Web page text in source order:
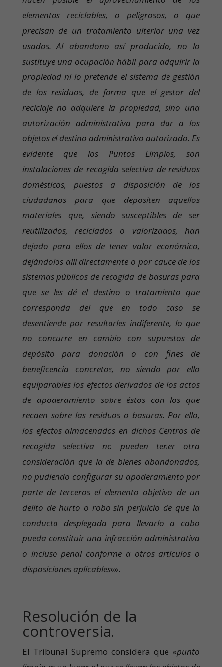
elementos reciclables, o peligrosos, o que
precisan de un tratamiento ulterior una vez
usados. Al abandono así producido, no lo
sustituye una ocupación hábil para adquirir la
propiedad ni lo pretende el sistema de gestión
de los residuos, de forma que el gestor del
reciclaje no adquiere la propiedad, sino una
autorización administrativa para dar a los
objetos el destino administrativo autorizado. Es
evidente que los Puntos Limpios, son
instalaciones de recogida selectiva de residuos
domésticos, puestos a disposición de los
ciudadanos para que depositen aquellos
materiales que, siendo susceptibles de ser
reutilizados, reciclados o valorizados, han
dejado para ellos de tener valor económico,
dejándolos allí directamente o por cauce de los
sistemas públicos de recogida de basuras para
que se les dé el destino o tratamiento que
corresponda del que en todo caso se
desentiende por resultarles indiferente, lo que
no concurre en cambio con supuestos de
depósito para donación o con fines de
beneficencia concretos, no siendo por ello
equiparables los efectos derivados de los actos
de apoderamiento sobre éstos con los que
recaen sobre las residuos o basuras. Por ello,
los efectos almacenados en dichos Centros de
recogida selectiva no pueden tener otra
consideración que la de bienes abandonados,
no pudiendo configurar su apoderamiento por
parte de terceros el elemento objetivo de un
delito de hurto o robo sin perjuicio de que la
conducta desplegada para llevarlo a cabo
pueda constituir una infracción administrativa
o incluso penal conforme a otros artículos o
disposiciones aplicables»».
Resolución de la
controversia.
El Tribunal Supremo considera que «punto